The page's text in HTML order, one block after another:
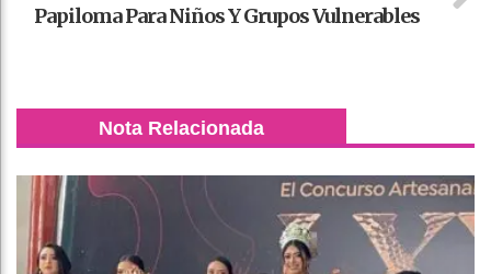
Papiloma Para Niños Y Grupos Vulnerables
Nota Relacionada